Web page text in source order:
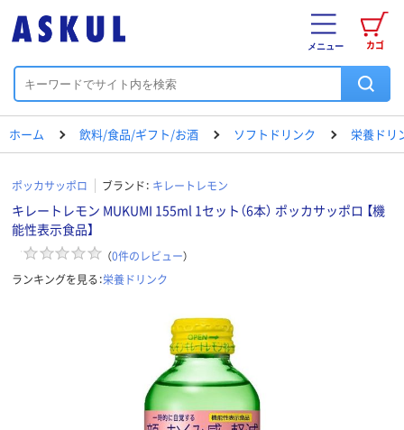
カゴ
メニュー
ホーム 飲料/食品/ギフト/お酒 ソフトドリンク 栄養ドリ
ポッカサッポロ ブランド： キレートレモン
キレートレモン MUKUMI 155ml 1セット（6本） ポッカサッポロ 【機
能性表示食品】
（0件のレビュー）
ランキングを見る：栄養ドリンク